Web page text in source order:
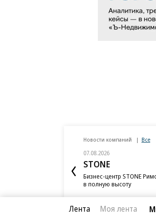
Новости компаний Все
07.08.2026
STONE
Бизнес-центр STONE
в полную высоту
Лента Моя лента